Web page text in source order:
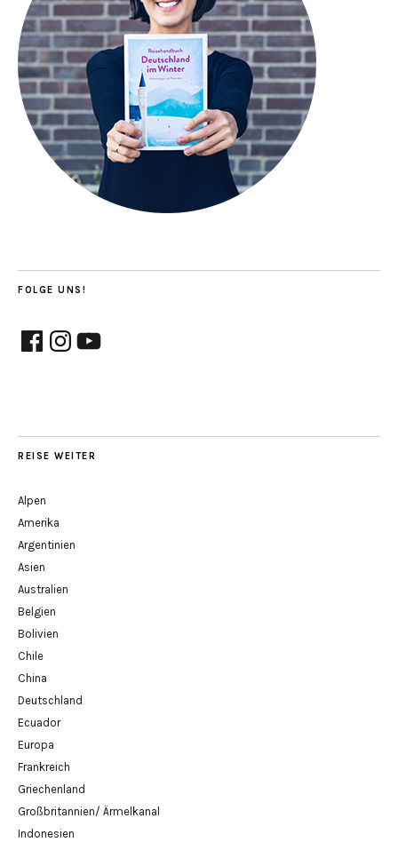
FOLGE UNS!
FacebookInstagram
YouTube
REISE WEITER
Alpen
Amerika
Argentinien
Asien
Australien
Belgien
Bolivien
Chile
China
Deutschland
Ecuador
Europa
Frankreich
Griechenland
Großbritannien/ Ärmelkanal
Indonesien